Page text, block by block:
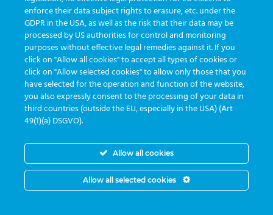
enforce their data subject rights to erasure, etc. under the
GDPR in the USA, as well as the risk that their data may be
processed by US authorities for control and monitoring
purposes without effective legal remedies against it. If you
click on "Allow all cookies" to accept all types of cookies or
click on "Allow selected cookies" to allow only those that you
have selected for the operation and function of the website,
you also expressly consent to the processing of your data in
third countries (outside the EU, especially in the USA) (Art
49(1)(a) DSGVO).
Allow all cookies
Allow all selected cookies
Segunda a sexta das 8:30 às 17:30